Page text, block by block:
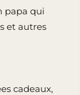
papa qui
et autres
cadeaux,